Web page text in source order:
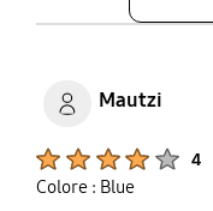
Mautzi
4
Colore : Blue